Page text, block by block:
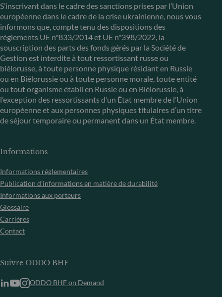
S’inscrivant dans le cadre des sanctions prises par l’Union
européenne dans le cadre de la crise ukrainienne, nous vous
informons que, compte tenu des dispositions des
règlements UE n°833/2014 et UE n°398/2022, la
souscription des parts des fonds gérés par la Société de
Gestion est interdite à tout ressortissant russe ou
biélorusse, à toute personne physique résidant en Russie
ou en Biélorussie ou à toute personne morale, toute entité
ou tout organisme établi en Russie ou en Biélorussie, à
l’exception des ressortissants d’un État membre de l’Union
européenne et aux personnes physiques titulaires d’un titre
de séjour temporaire ou permanent dans un État membre.
Informations
Informations réglementaires
Publication d’informations en matière de durabilité
Informations aux porteurs
Glossaire
Carrières
Contact
Suivre ODDO BHF
ODDO BHF on Demand